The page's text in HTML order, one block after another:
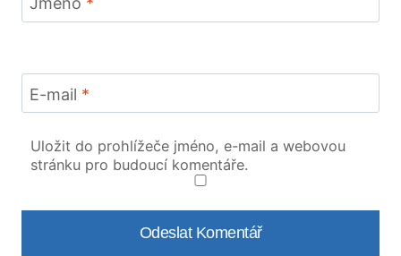
E-mail *
Uložit do prohlížeče jméno, e-mail a webovou
stránku pro budoucí komentáře.